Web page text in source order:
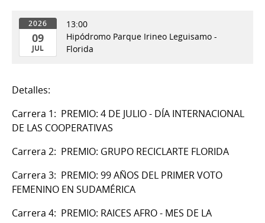
2026
09
JUL
Jul
2026
13:00
Hipódromo Parque Irineo Leguisamo -
Florida
Detalles:
Carrera 1: PREMIO: 4 DE JULIO - DÍA INTERNACIONAL
DE LAS COOPERATIVAS
Carrera 2: PREMIO: GRUPO RECICLARTE FLORIDA
Carrera 3: PREMIO: 99 AÑOS DEL PRIMER VOTO
FEMENINO EN SUDAMÉRICA
Carrera 4: PREMIO: RAICES AFRO - MES DE LA